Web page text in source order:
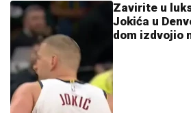
Zavirite u
Jokića u
dom izdvojio